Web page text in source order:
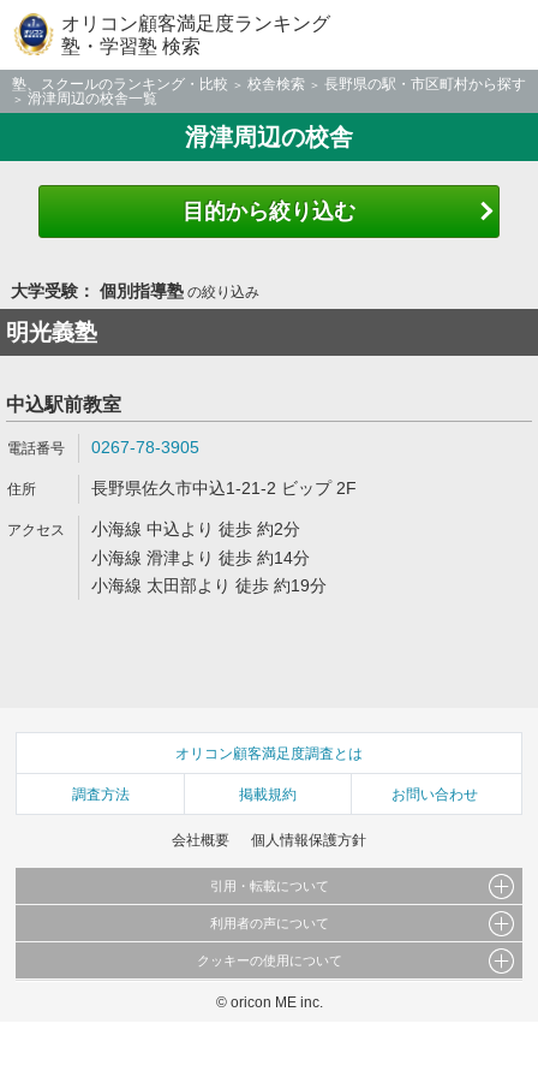
オリコン顧客満足度ランキング
塾・学習塾 検索
塾、スクールのランキング・比較 校舎検索
長野県の駅・市区町村から探す
滑津周辺の校舎一覧
滑津周辺の校舎
目的から絞り込む
大学受験： 個別指導塾の絞り込み
明光義塾
中込駅前教室
0267-78-3905
長野県佐久市中込1-21-2 ビップ 2F
小海線 中込より 徒歩 約2分
小海線 滑津より 徒歩 約14分
小海線 太田部より 徒歩 約19分
オリコン顧客満足度調査とは
調査方法 掲載規約 お問い合わせ
会社概要 個人情報保護方針
引用・転載について
当サイトで公開されている情報（文字、写真、イラスト、画像データ等）及びこれらの配
これらの情報を権利者の許可なく無断転載・複製などの二次利用を行うことは固く禁じて
利用者の声について
当サイトに掲載している内容はすべてサービスの利用者が提出された見解・感想です。
弊社の見解・ 意見ではないことをご理解いただいた上でご覧ください。
クッキーの使用について
このサイトでは Cookie を使用して、ユーザーに合わせたコンテンツや広告の表示、ソー
© oricon ME inc.